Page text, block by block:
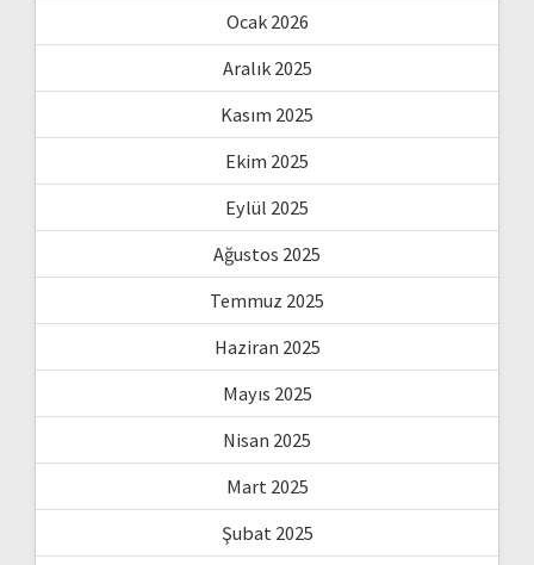
Ocak 2026
Aralık 2025
Kasım 2025
Ekim 2025
Eylül 2025
Ağustos 2025
Temmuz 2025
Haziran 2025
Mayıs 2025
Nisan 2025
Mart 2025
Şubat 2025